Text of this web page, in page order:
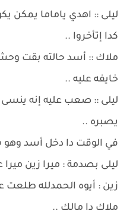
ليلى :: اهدي ياماما
كدا إتأخروا ..
ملاك :: أسد حالته بقت
خايفه عليه ..
ليلى :: صعب عليه إنه ينسى
يصبره ..
في الوقت دا دخل أسد وهو
ليلى بصدمة : ميرا زين
زين : أيوه الحمدلله
ملاك دا مالك ..